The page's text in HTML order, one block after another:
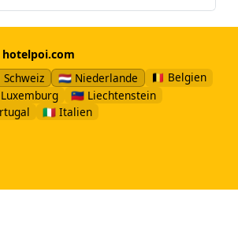
Schweiz 🇳🇱 Niederlande
🇧🇪 Belgien
🇱🇮 Liechtenstein
🇮🇹 Italien